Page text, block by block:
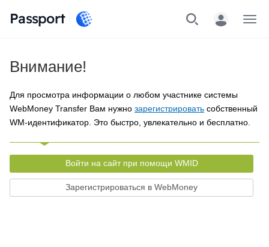
Passport
Внимание!
Для просмотра информации о любом участнике системы
WebMoney Transfer Вам нужно зарегистрировать собственный
WM-идентификатор. Это быстро, увлекательно и бесплатно.
Войти на сайт при помощи WMID
Зарегистрироваться в WebMoney